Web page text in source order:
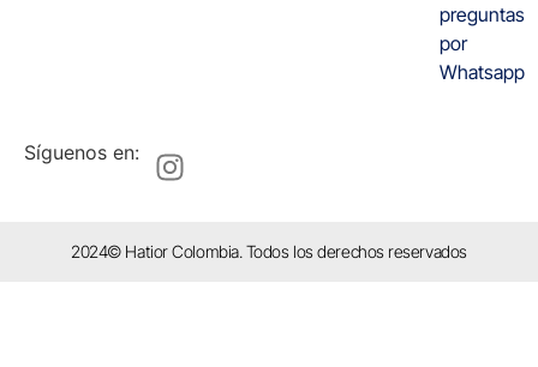
preguntas
por
Whatsapp
Síguenos en:
2024© Hatior Colombia. Todos los derechos reservados